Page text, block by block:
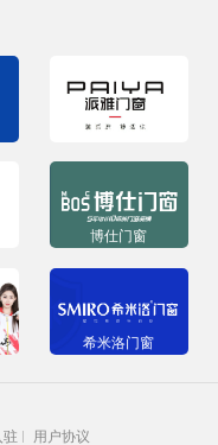
派雅门窗
博仕门窗
希米洛门窗
驻 用户协议